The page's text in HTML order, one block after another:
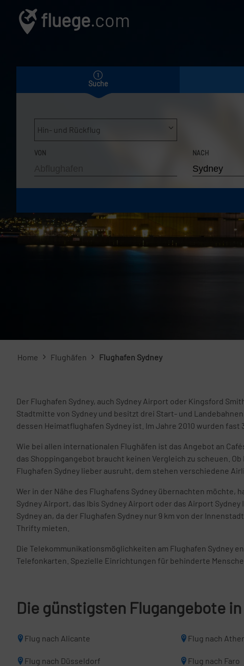
fluege.com
Suche
Hin- und Rückflug
VON NACH
Home Flughäfen Flughafen Sydney
Der Flughafen Sydney, auch Sydney Airport oder Kingsford
Stadtmitte von Sydney und besitzt drei Start- und
dessen Heimatflughafen Sydney ist. Im Jahre 2010 wurden
Wie bei allen internationalen Flughäfen ist das Angebot an
das Shoppingangebot braucht keinen Vergleich zu scheuen.
Flughafen Sydney lieber ausruht, dem stehen verschiedene
Wer in der Nähe des Flughafens Sydney übernachten möchte,
Sydney Airport, das Ibis Sydney Airport oder das Airport
Sydney an, da der Flughafen Sydney nur 9 km von der
Thrifty mieten.
Die Telekommunikationsmöglichkeiten am Flughafen Sydney
Telefonkarten. Spezielle Einrichtungen für behinderte
Die günstigsten Flugangebote
Flug nach Alicante Flug nach
Flug nach Düsseldorf Flug nach Faro